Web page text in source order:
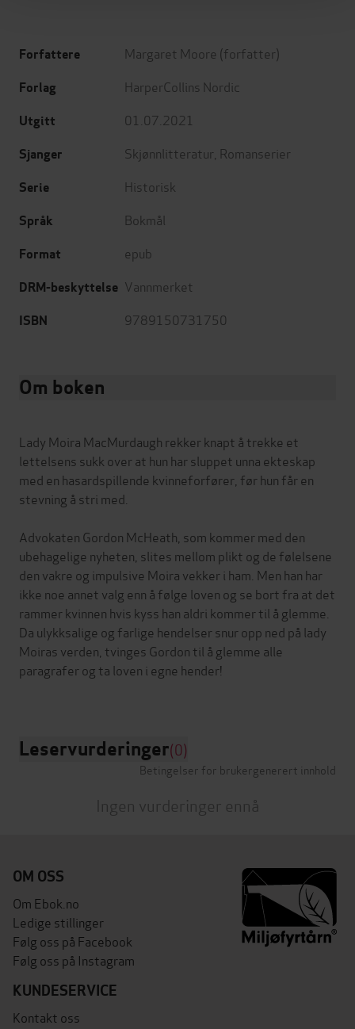
Forfattere Margaret Moore (forfatter)
Forlag HarperCollins Nordic
Utgitt 01.07.2021
Sjanger Skjønnlitteratur Romanserier
Serie Historisk
Språk Bokmål
Format epub
DRM-beskyttelse Vannmerket
ISBN 9789150731750
Om boken
Lady Moira MacMurdaugh rekker knapt å trekke et
lettelsens sukk over at hun har sluppet unna ekteskap
med en hasardspillende kvinneforfører, før hun får en
stevning å stri med.
Advokaten Gordon McHeath, som kommer med den
ubehagelige nyheten, slites mellom plikt og de følelsene
den vakre og impulsive Moira vekker i ham. Men han har
ikke noe annet valg enn å følge loven og se bort fra at det
rammer kvinnen hvis kyss han aldri kommer til å glemme.
Da ulykksalige og farlige hendelser snur opp ned på lady
Moiras verden, tvinges Gordon til å glemme alle
paragrafer og ta loven i egne hender!
Leservurderinger(0)
Betingelser for brukergenerert innhold
Ingen vurderinger ennå
OM OSS
Om Ebok.no
Ledige stillinger
Følg oss på Facebook
Følg oss på Instagram
KUNDESERVICE
Kontakt oss